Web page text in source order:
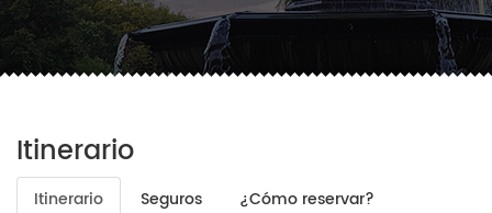
Itinerario
Itinerario Seguros ¿Cómo reservar?